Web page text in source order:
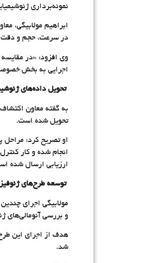
نمونه‌برداری
ابراهیم مولابیگی،
در سرعت، حجم و
وی افزود: «در
اجرایی به بخش
تحویل داده‌های
تحویل شده است.
ارزیابی ارسال شده
توسعه طرح‌های
و بررسی آنومالی‌های
شد.